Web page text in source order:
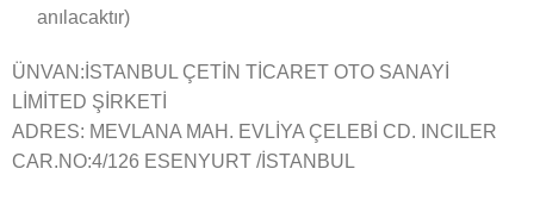
anılacaktır)
ÜNVAN:İSTANBUL ÇETİN TİCARET OTO SANAYİ
LİMİTED ŞİRKETİ
ADRES: MEVLANA MAH. EVLİYA ÇELEBİ CD. INCILER
CAR.NO:4/126 ESENYURT /İSTANBUL